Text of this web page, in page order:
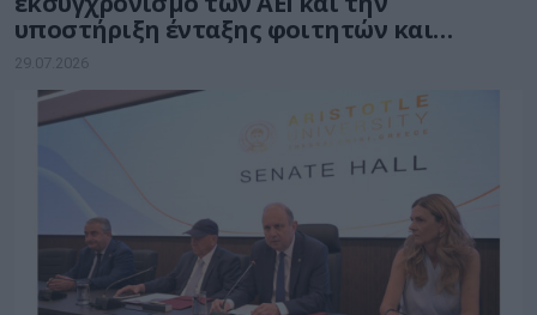
υποστήριξη ένταξης φοιτητών και
φοιτητριών στην αγορά εργασίας
29.07.2026